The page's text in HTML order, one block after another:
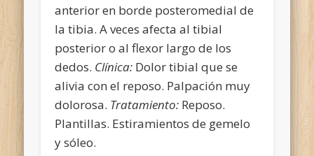
anterior en borde posteromedial de
la tibia. A veces afecta al tibial
posterior o al flexor largo de los
dedos. Clínica: Dolor tibial que se
alivia con el reposo. Palpación muy
dolorosa. Tratamiento: Reposo.
Plantillas. Estiramientos de gemelo
y sóleo.